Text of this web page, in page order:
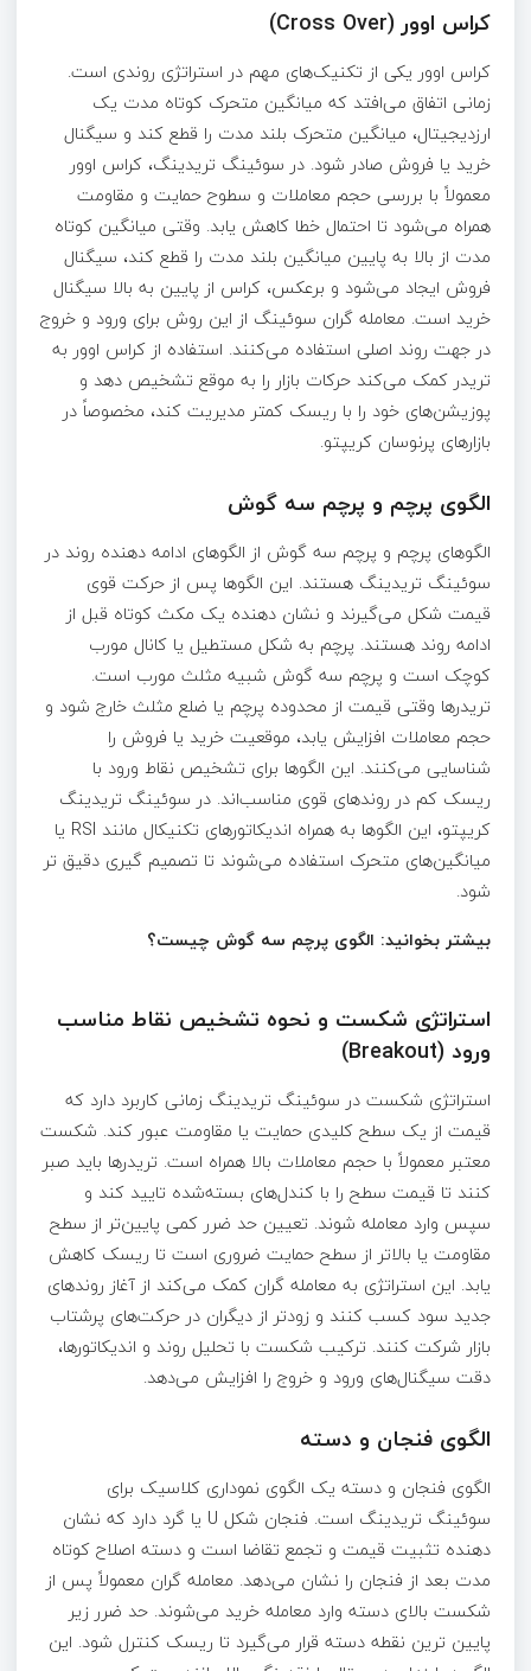
کراس اوور (Cross Over)
کراس اوور یکی از تکنیک‌های مهم در استراتژی روندی است.
زمانی اتفاق می‌افتد که میانگین متحرک کوتاه‌ مدت یک
ارزدیجیتال، میانگین متحرک بلند مدت را قطع کند و سیگنال
خرید یا فروش صادر شود. در سوئینگ تریدینگ، کراس اوور
معمولاً با بررسی حجم معاملات و سطوح حمایت و مقاومت
همراه می‌شود تا احتمال خطا کاهش یابد. وقتی میانگین کوتاه‌
مدت از بالا به پایین میانگین بلند مدت را قطع کند، سیگنال
فروش ایجاد می‌شود و برعکس، کراس از پایین به بالا سیگنال
خرید است. معامله‌ گران سوئینگ از این روش برای ورود و خروج
در جهت روند اصلی استفاده می‌کنند. استفاده از کراس اوور به
تریدر کمک می‌کند حرکات بازار را به موقع تشخیص دهد و
پوزیشن‌های خود را با ریسک کمتر مدیریت کند، مخصوصاً در
بازارهای پرنوسان کریپتو.
الگوی پرچم و پرچم سه ‌گوش
الگوهای پرچم و پرچم سه‌ گوش از الگوهای ادامه‌ دهنده روند در
سوئینگ تریدینگ هستند. این الگوها پس از حرکت قوی
قیمت شکل می‌گیرند و نشان‌ دهنده یک مکث کوتاه قبل از
ادامه روند هستند. پرچم به شکل مستطیل یا کانال مورب
کوچک است و پرچم سه‌ گوش شبیه مثلث مورب است.
تریدرها وقتی قیمت از محدوده پرچم یا ضلع مثلث خارج شود و
حجم معاملات افزایش یابد، موقعیت خرید یا فروش را
شناسایی می‌کنند. این الگوها برای تشخیص نقاط ورود با
ریسک کم در روندهای قوی مناسب‌اند. در سوئینگ تریدینگ
کریپتو، این الگوها به همراه اندیکاتورهای تکنیکال مانند RSI یا
میانگین‌های متحرک استفاده می‌شوند تا تصمیم‌ گیری دقیق‌ تر
شود.
بیشتر بخوانید: الگوی پرچم سه گوش چیست؟
استراتژی شکست و نحوه تشخیص نقاط مناسب
ورود (Breakout)
استراتژی شکست در سوئینگ تریدینگ زمانی کاربرد دارد که
قیمت از یک سطح کلیدی حمایت یا مقاومت عبور کند. شکست
معتبر معمولاً با حجم معاملات بالا همراه است. تریدرها باید صبر
کنند تا قیمت سطح را با کندل‌های بسته‌شده تایید کند و
سپس وارد معامله شوند. تعیین حد ضرر کمی پایین‌تر از سطح
مقاومت یا بالاتر از سطح حمایت ضروری است تا ریسک کاهش
یابد. این استراتژی به معامله‌ گران کمک می‌کند از آغاز روندهای
جدید سود کسب کنند و زودتر از دیگران در حرکت‌های پرشتاب
بازار شرکت کنند. ترکیب شکست با تحلیل روند و اندیکاتورها،
دقت سیگنال‌های ورود و خروج را افزایش می‌دهد.
الگوی فنجان و دسته
الگوی فنجان و دسته یک الگوی نموداری کلاسیک برای
سوئینگ تریدینگ است. فنجان شکل U یا گرد دارد که نشان‌
دهنده تثبیت قیمت و تجمع تقاضا است و دسته اصلاح کوتاه‌
مدت بعد از فنجان را نشان می‌دهد. معامله‌ گران معمولاً پس از
شکست بالای دسته وارد معامله خرید می‌شوند. حد ضرر زیر
پایین‌ ترین نقطه دسته قرار می‌گیرد تا ریسک کنترل شود. این